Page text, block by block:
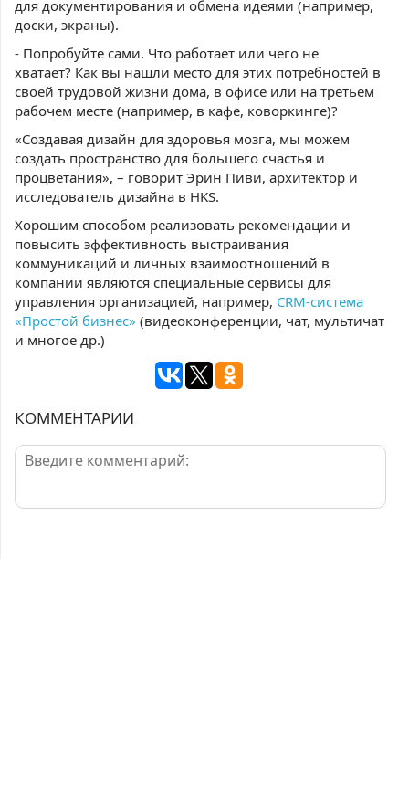
для документирования и обмена идеями (например,
доски, экраны).
- Попробуйте сами. Что работает или чего не
хватает? Как вы нашли место для этих потребностей в
своей трудовой жизни дома, в офисе или на третьем
рабочем месте (например, в кафе, коворкинге)?
«Создавая дизайн для здоровья мозга, мы можем
создать пространство для большего счастья и
процветания», – говорит Эрин Пиви, архитектор и
исследователь дизайна в HKS.
Хорошим способом реализовать рекомендации и
повысить эффективность выстраивания
коммуникаций и личных взаимоотношений в
компании являются специальные сервисы для
управления организацией, например, CRM-система
«Простой бизнес» (видеоконференции, чат, мультичат
и многое др.)
КОММЕНТАРИИ